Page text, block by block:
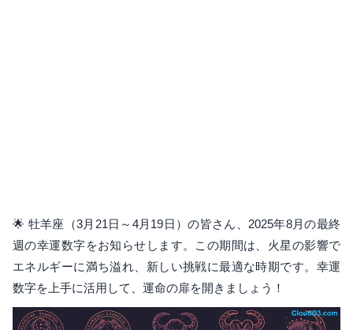
🌟 牡羊座（3月21日～4月19日）の皆さん、2025年8月の最終
週の幸運数字をお知らせします。この期間は、火星の影響で
エネルギーに満ち溢れ、新しい挑戦に最適な時期です。幸運
数字を上手に活用して、運命の扉を開きましょう！